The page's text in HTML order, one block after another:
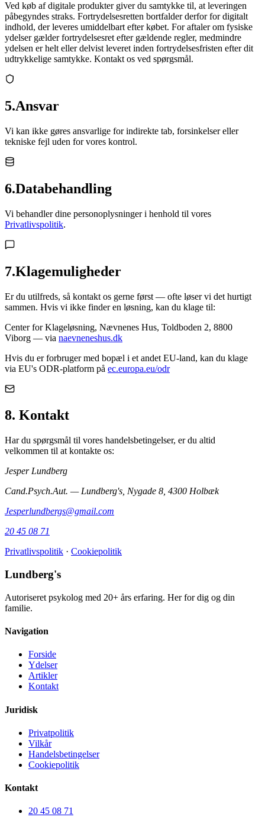
Ved køb af digitale produkter giver du samtykke til, at leveringen
påbegyndes straks. Fortrydelsesretten bortfalder derfor for digitalt
indhold, der leveres umiddelbart efter købet. For aftaler om fysiske
ydelser gælder fortrydelsesret efter gældende regler, medmindre
ydelsen er helt eller delvist leveret inden fortrydelsesfristen efter dit
udtrykkelige samtykke. Kontakt os ved spørgsmål.
5.Ansvar
Vi kan ikke gøres ansvarlige for indirekte tab, forsinkelser eller
tekniske fejl uden for vores kontrol.
6.Databehandling
Vi behandler dine personoplysninger i henhold til vores
Privatlivspolitik.
7.Klagemuligheder
Er du utilfreds, så kontakt os gerne først — ofte løser vi det hurtigt
sammen. Hvis vi ikke finder en løsning, kan du klage til:
Center for Klageløsning, Nævnenes Hus, Toldboden 2, 8800
Viborg — via naevneneshus.dk
Hvis du er forbruger med bopæl i et andet EU-land, kan du klage
via EU's ODR-platform på ec.europa.eu/odr
8. Kontakt
Har du spørgsmål til vores handelsbetingelser, er du altid
velkommen til at kontakte os:
Jesper Lundberg
Cand.Psych.Aut. — Lundberg's, Nygade 8, 4300 Holbæk
Jesperlundbergs@gmail.com
20 45 08 71
Privatlivspolitik · Cookiepolitik
Lundberg's
Autoriseret psykolog med 20+ års erfaring. Her for dig og din
familie.
Navigation
Forside
Ydelser
Artikler
Kontakt
Juridisk
Privatpolitik
Vilkår
Handelsbetingelser
Cookiepolitik
Kontakt
20 45 08 71